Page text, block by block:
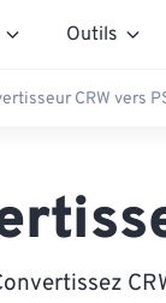
Outils
CRW vers